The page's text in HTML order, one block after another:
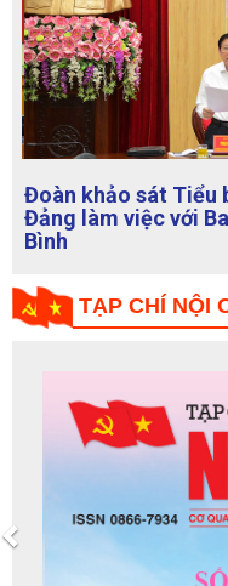
Đoàn khảo sát Tiểu
Đảng làm việc với
Bình
TẠP CHÍ NỘI
Giới thiệu Tạp
4/2024